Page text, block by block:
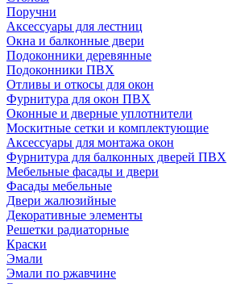
Поручни
Аксессуары для лестниц
Окна и балконные двери
Подоконники деревянные
Подоконники ПВХ
Отливы и откосы для окон
Фурнитура для окон ПВХ
Оконные и дверные уплотнители
Москитные сетки и комплектующие
Аксессуары для монтажа окон
Фурнитура для балконных дверей ПВХ
Мебельные фасады и двери
Фасады мебельные
Двери жалюзийные
Декоративные элементы
Решетки радиаторные
Краски
Эмали
Эмали по ржавчине